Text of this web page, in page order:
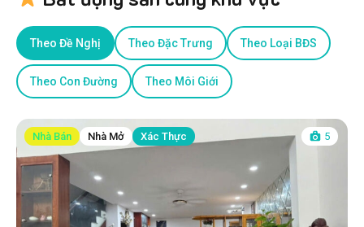
Theo Đề Nghị Theo Đặc Trưng Theo Loại BĐS
Theo Con Đường Theo Môi Giới
Nhà Bán Nhà Mở Xác Thực 5